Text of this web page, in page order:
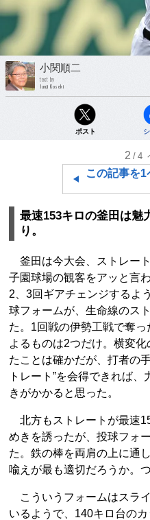
小関順二
text by
Junji Koseki
ポスト
2 /4
この記事を
最速153キロの釜田は魅
り。
釜田は今大会、ストレー
子園球場の観客をアッと言
2、3回ギアチェンジするよ
球フォームが、生命線のス
た。1回戦の伊勢工戦で奪
よるものは2つだけ。横変
たことは確かだが、打者の
トレート”を会得できれば
きがかかると思った。
北方もストレートが最速
めきを誘ったが、投球フォ
た。鉄の棒を両肩の上に通
喩えが最も適切だろうか。
こういうフォームはスラ
いるようで、140キロ台の